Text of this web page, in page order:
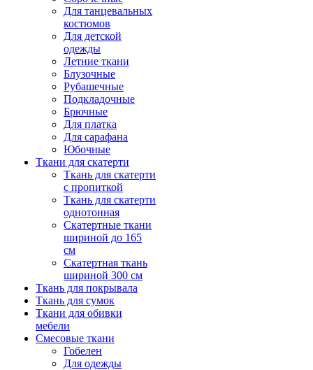
Для танцевальных
костюмов
Для детской
одежды
Летние ткани
Блузочные
Рубашечные
Подкладочные
Брючные
Для платка
Для сарафана
Юбочные
Ткани для скатерти
Ткань для скатерти
с пропиткой
Ткань для скатерти
однотонная
Скатертные ткани
шириной до 165
см
Скатертная ткань
шириной 300 см
Ткань для покрывала
Ткань для сумок
Ткани для обивки
мебели
Смесовые ткани
Гобелен
Для одежды